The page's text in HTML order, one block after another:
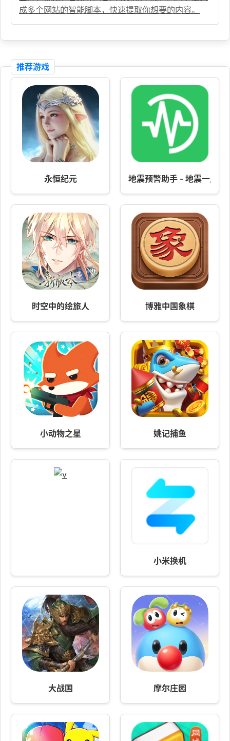
成多个网站的智能脚本，快速提取你想要的内容。
推荐游戏
永恒纪元 地震预警助手 - 地震一点通
时空中的绘旅人 博雅中国象棋
小动物之星 姚记捕鱼
小米换机
大战国 摩尔庄园